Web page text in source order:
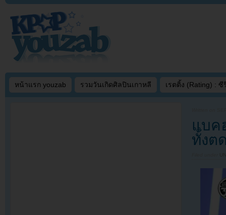
หน้าแรก youzab รวมวันเกิดศิลปินเกาหลี เรตติ้ง (Rating) : ซี
แบค
ทั้งต